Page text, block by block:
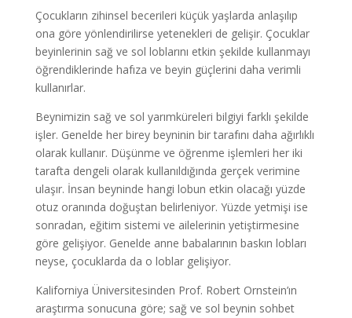
Çocukların zihinsel becerileri küçük yaşlarda anlaşılıp
ona göre yönlendirilirse yetenekleri de gelişir. Çocuklar
beyinlerinin sağ ve sol loblarını etkin şekilde kullanmayı
öğrendiklerinde hafıza ve beyin güçlerini daha verimli
kullanırlar.
Beynimizin sağ ve sol yarımküreleri bilgiyi farklı şekilde
işler. Genelde her birey beyninin bir tarafını daha ağırlıklı
olarak kullanır. Düşünme ve öğrenme işlemleri her iki
tarafta dengeli olarak kullanıldığında gerçek verimine
ulaşır. İnsan beyninde hangi lobun etkin olacağı yüzde
otuz oranında doğuştan belirleniyor. Yüzde yetmişi ise
sonradan, eğitim sistemi ve ailelerinin yetiştirmesine
göre gelişiyor. Genelde anne babalarının baskın lobları
neyse, çocuklarda da o loblar gelişiyor.
Kaliforniya Üniversitesinden Prof. Robert Ornstein’ın
araştırma sonucuna göre; sağ ve sol beynin sohbet